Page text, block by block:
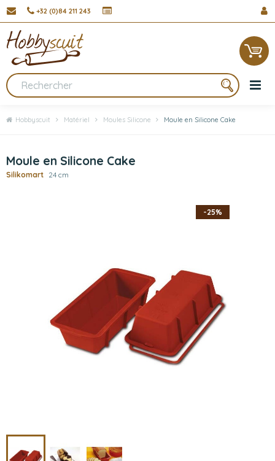
+32 (0)84 211 243
Hobbyscuit Matériel Moules Silicone Moule en Silicone Cake
Moule en Silicone Cake
Silikomart 24 cm
-25%